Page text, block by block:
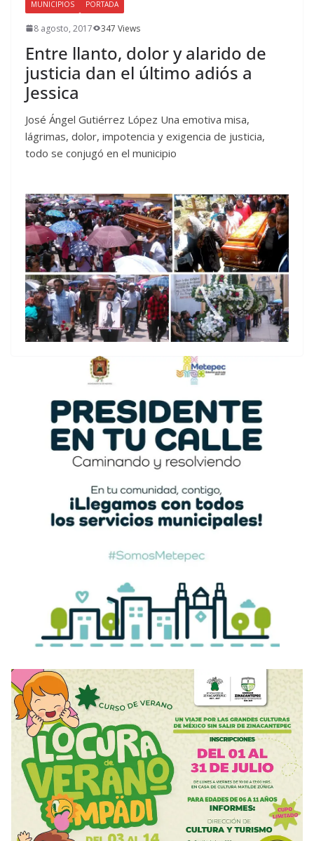
MUNICIPIOS PORTADA
8 agosto, 2017 347 Views
Entre llanto, dolor y alarido de
justicia dan el último adiós a
Jessica
José Ángel Gutiérrez López Una emotiva misa,
lágrimas, dolor, impotencia y exigencia de justicia,
todo se conjugó en el municipio